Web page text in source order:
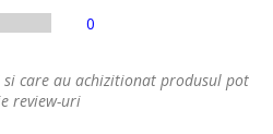
0
care au achizitionat produsul pot
review-uri